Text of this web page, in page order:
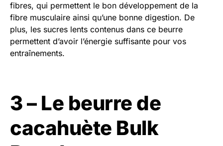
fibres, qui permettent le bon développement de la
fibre musculaire ainsi qu’une bonne digestion. De
plus, les sucres lents contenus dans ce beurre
permettent d’avoir l’énergie suffisante pour vos
entraînements.
3 – Le beurre de
cacahuète Bulk